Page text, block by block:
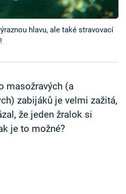
hlavu, ale také stravovací
masožravých (a
zabijáků je velmi zažitá,
že jeden žralok si
je to možné?